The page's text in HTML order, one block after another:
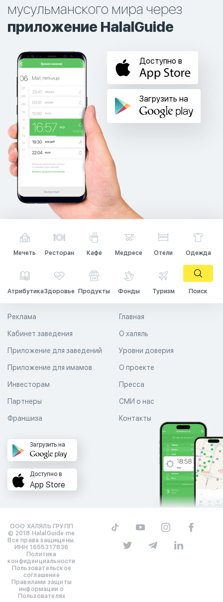
мусульманского мира через
приложение HalalGuide
Доступно в
Загрузить на
Мечеть Ресторан Кафе Медресе Отели Одежда
АтрибутикаЗдоровье Продукты Фонды Туризм Поиск
Главная
О халяль
Уровни доверия
Реклама
Кабинет заведения
Приложение для заведений
Приложение для имамов О проекте
Пресса
СМИ о нас
Контакты
Инвесторам
Партнеры
Франшиза
Загрузить на
Доступно в
App Store
ООО ХАЛЯЛЬ ГРУПП
© 2018 HalalGuide.me
Все права защищены.
ИНН 1655317836
Политика
конфиденциальности
Пользовательское
соглашение
Правилами защиты
информации о
Пользователях